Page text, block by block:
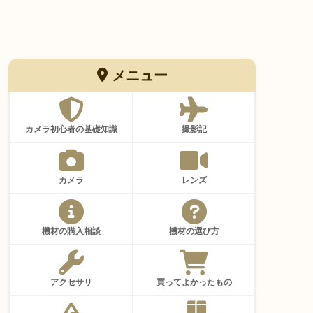
メニュー
カメラ初心者の基礎知識 撮影記
カメラ レンズ
機材の購入相談 機材の選び方
アクセサリ 買ってよかったもの